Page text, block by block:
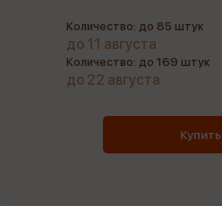
Количество: до 85 штук
до 11 августа
Количество: до 169 штук
до 22 августа
Купить